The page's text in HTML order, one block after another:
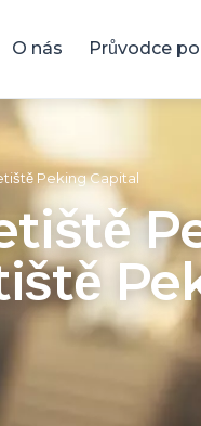
O nás Průvodce
Peking Capital